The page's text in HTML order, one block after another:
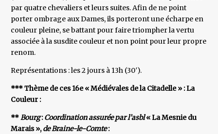
par quatre chevaliers et leurs suites. Afin de ne point
porter ombrage aux Dames, ils porteront une écharpe en
couleur pleine, se battant pour faire triompher la vertu
associée à la susdite couleur et non point pour leur propre
renom.
Représentations : les 2 jours à 13h (30′).
*** Thème de ces 16e « Médiévales de la Citadelle » : La
Couleur :
**Bourg:Coordination assurée par l’asbl« La Mesnie du
Marais »,de Braine-le-Comte: